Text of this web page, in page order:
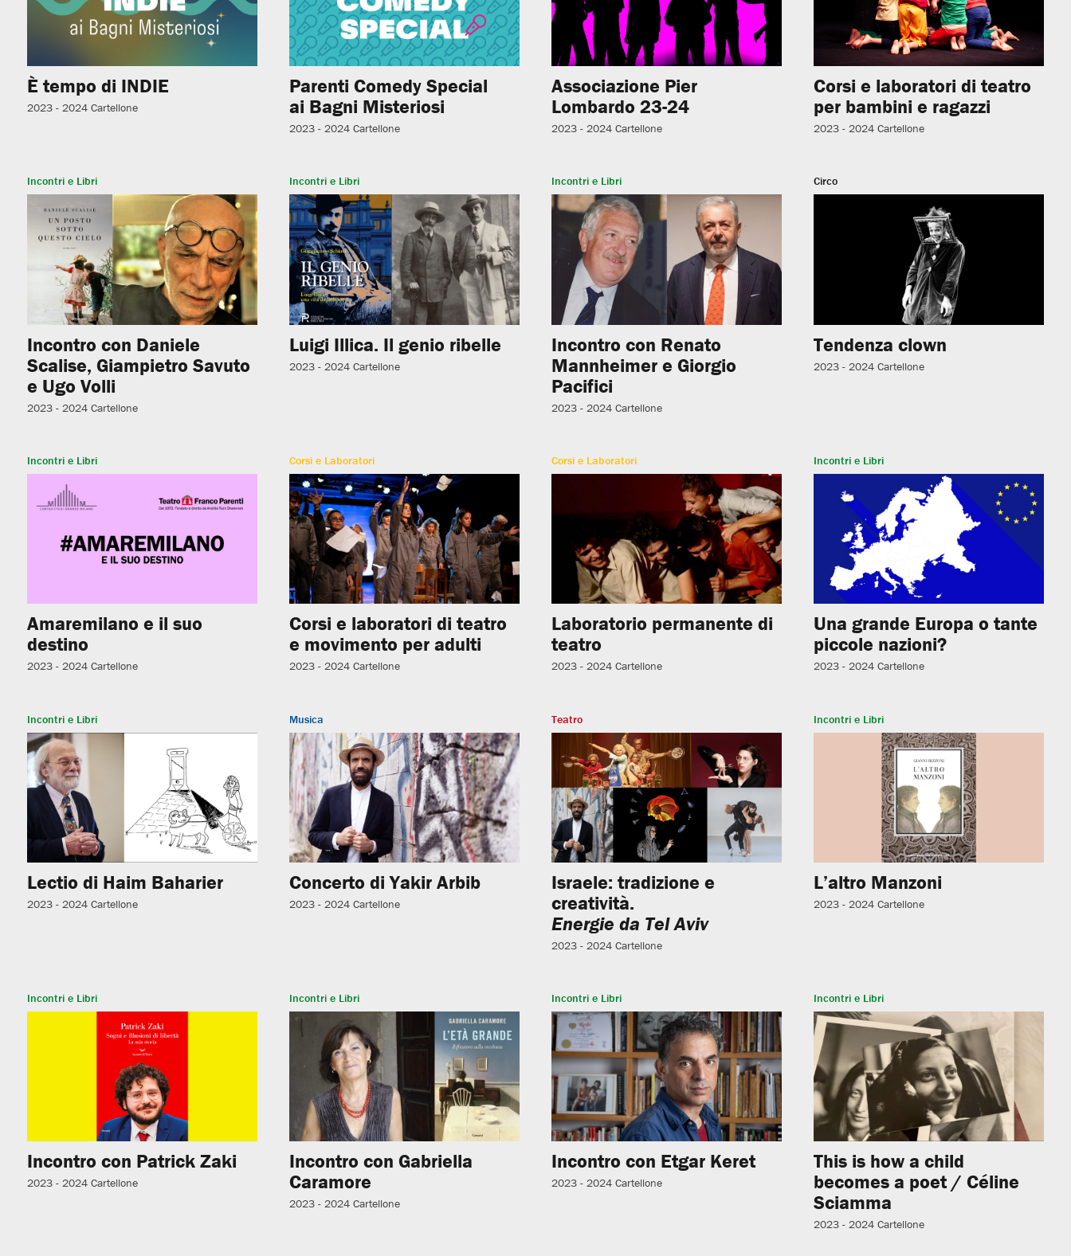
È tempo di INDIE
2023 - 2024 Cartellone
Parenti Comedy Special
ai Bagni Misteriosi
2023 - 2024 Cartellone
Associazione Pier
Lombardo 23-24
2023 - 2024 Cartellone
Corsi e laboratori di teatro
per bambini e ragazzi
2023 - 2024 Cartellone
Incontri e Libri
Incontro con Daniele
Scalise, Giampietro Savuto
e Ugo Volli
2023 - 2024 Cartellone
Incontri e Libri
Luigi Illica. Il genio ribelle
2023 - 2024 Cartellone
Incontri e Libri
Incontro con Renato
Mannheimer e Giorgio
Pacifici
2023 - 2024 Cartellone
Circo
Tendenza clown
2023 - 2024 Cartellone
Incontri e Libri
Amaremilano e il suo
destino
2023 - 2024 Cartellone
Corsi e Laboratori
Corsi e laboratori di teatro
e movimento per adulti
2023 - 2024 Cartellone
Corsi e Laboratori
Laboratorio permanente di
teatro
2023 - 2024 Cartellone
Incontri e Libri
Una grande Europa o tante
piccole nazioni?
2023 - 2024 Cartellone
Incontri e Libri
Lectio di Haim Baharier
2023 - 2024 Cartellone
Musica
Concerto di Yakir Arbib
2023 - 2024 Cartellone
Teatro
Israele: tradizione e
creatività.
Energie da Tel Aviv
2023 - 2024 Cartellone
Incontri e Libri
L’altro Manzoni
2023 - 2024 Cartellone
Incontri e Libri
Incontro con Patrick Zaki
2023 - 2024 Cartellone
Incontri e Libri
Incontro con Gabriella
Caramore
2023 - 2024 Cartellone
Incontri e Libri
Incontro con Etgar Keret
2023 - 2024 Cartellone
Incontri e Libri
This is how a child
becomes a poet / Céline
Sciamma
2023 - 2024 Cartellone